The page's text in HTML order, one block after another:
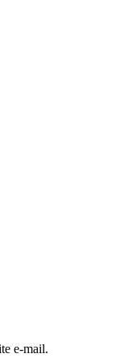
e-mail.